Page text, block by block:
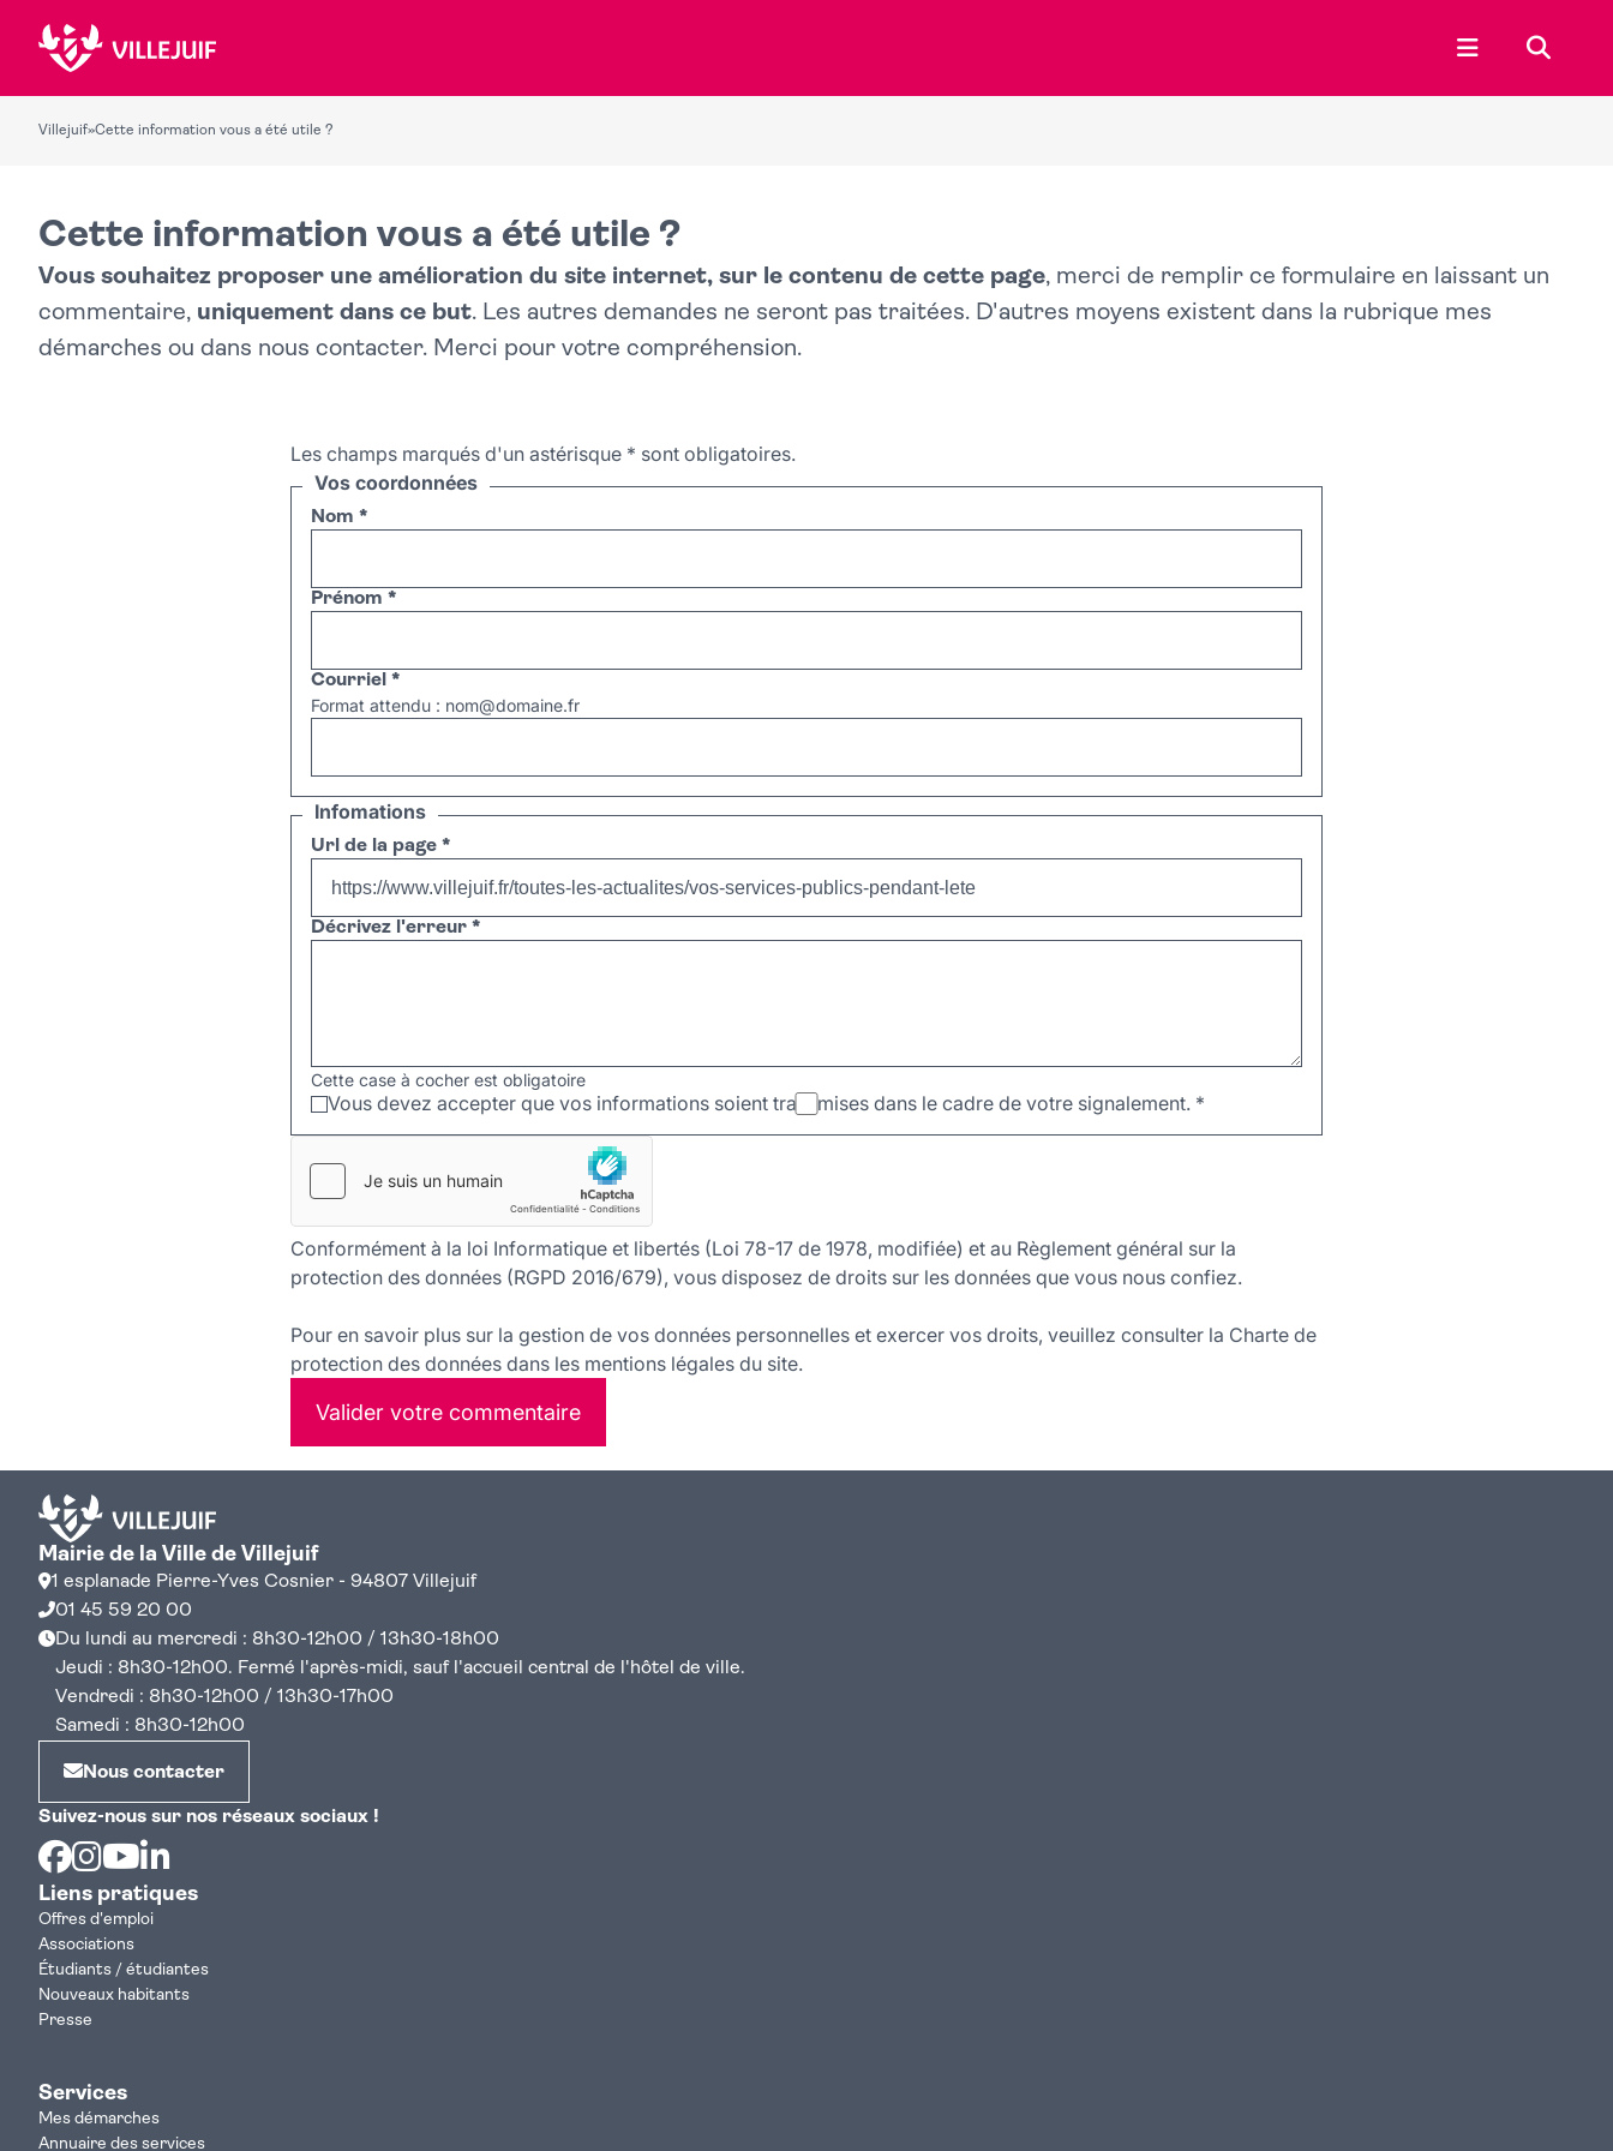
Ouvrir le menu
Villejuif»Cette information vous a été utile ?
Cette information vous a été utile ?
Vous souhaitez proposer une amélioration du site internet, sur le contenu de cette page, merci de remplir ce formulaire en laissant un
commentaire, uniquement dans ce but. Les autres demandes ne seront pas traitées. D'autres moyens existent dans la rubrique mes
démarches ou dans nous contacter. Merci pour votre compréhension.
Les champs marqués d'un astérisque * sont obligatoires.
Vos coordonnées
Nom *
Prénom *
Courriel *
Format attendu : nom@domaine.fr
Infomations
Url de la page *
Décrivez l'erreur *
Cette case à cocher est obligatoire
Vous devez accepter que vos informations soient transmises dans le cadre de votre signalement. *
Conformément à la loi Informatique et libertés (Loi 78-17 de 1978, modifiée) et au Règlement général sur la
protection des données (RGPD 2016/679), vous disposez de droits sur les données que vous nous confiez.
Pour en savoir plus sur la gestion de vos données personnelles et exercer vos droits, veuillez consulter la Charte de
protection des données dans les mentions légales du site.
Valider votre commentaire
Mairie de la Ville de Villejuif
1 esplanade Pierre-Yves Cosnier - 94807 Villejuif
01 45 59 20 00
Du lundi au mercredi : 8h30-12h00 / 13h30-18h00
Jeudi : 8h30-12h00. Fermé l'après-midi, sauf l'accueil central de l'hôtel de ville.
Vendredi : 8h30-12h00 / 13h30-17h00
Samedi : 8h30-12h00
Nous contacter
Suivez-nous sur nos réseaux sociaux !
Facebook
Instagram
Youtube
Liens pratiques
Offres d'emploi
Associations
Étudiants / étudiantes
Nouveaux habitants
Presse
Services
Mes démarches
Annuaire des services